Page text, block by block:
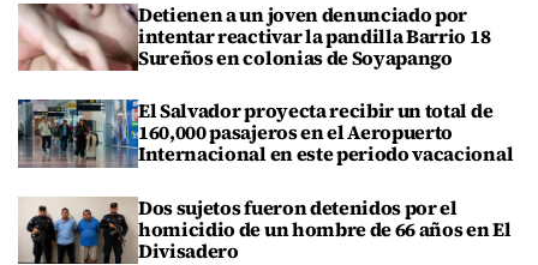
Detienen a un joven denunciado por
intentar reactivar la pandilla Barrio 18
Sureños en colonias de Soyapango
El Salvador proyecta recibir un total de
160,000 pasajeros en el Aeropuerto
Internacional en este periodo vacacional
Dos sujetos fueron detenidos por el
homicidio de un hombre de 66 años en El
Divisadero